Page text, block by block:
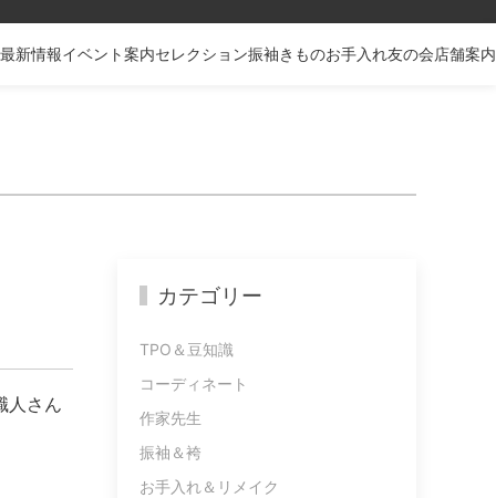
最新情報イベント案内セレクション振袖きものお手入れ友の会店舗案内
人さん
カテゴリー
TPO＆豆知識
コーディネート
作家先生
振袖＆袴
お手入れ＆リメイク